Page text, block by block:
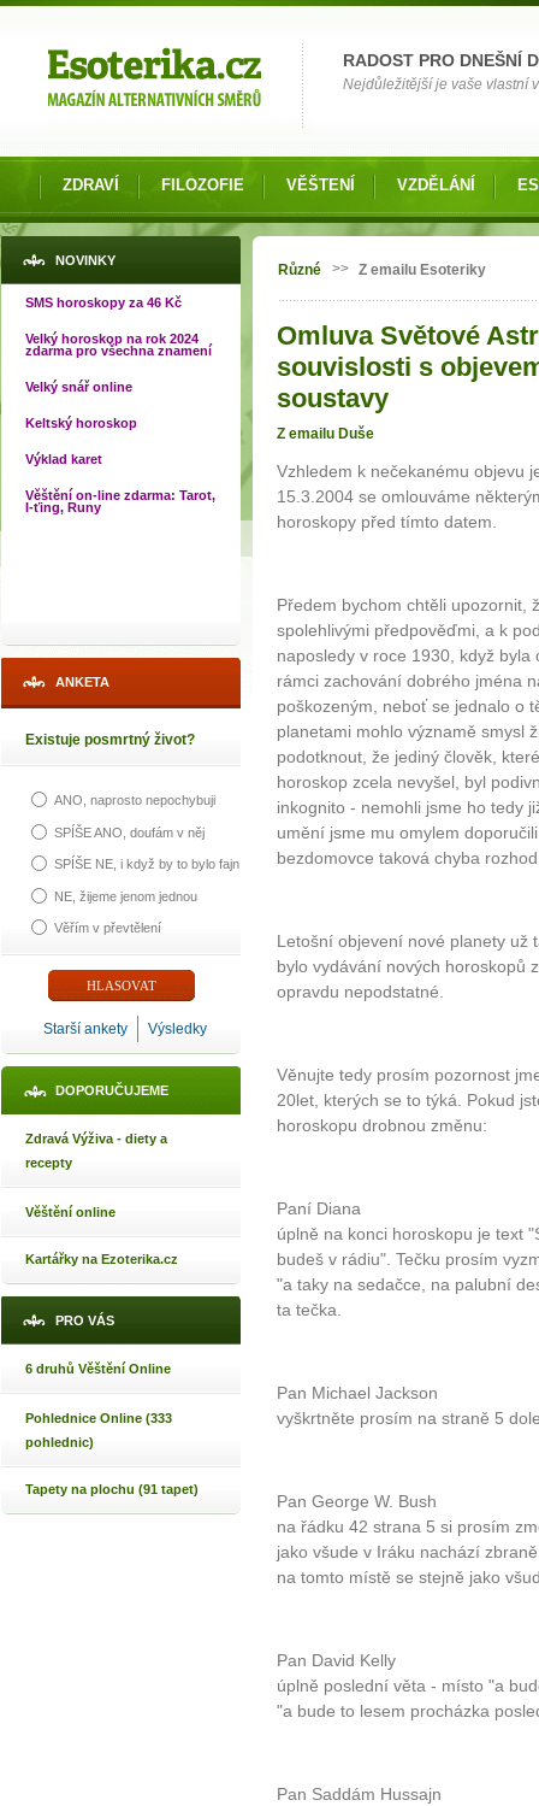
RADOST PRO DNEŠNÍ
Nejdůležitější je vaše vlastní
ZDRAVÍ FILOZOFIE VĚŠTENÍ VZDĚLÁNÍ
NOVINKY
SMS horoskopy za 46 Kč
Velký horoskop na rok 2024
zdarma pro všechna znamení
Velký snář online
Keltský horoskop
Výklad karet
Věštění on-line zdarma: Tarot,
I-ťing, Runy
ANKETA
Existuje posmrtný život?
ANO, naprosto nepochybuji
SPÍŠE ANO, doufám v něj
SPÍŠE NE, i když by to bylo fajn
NE, žijeme jenom jednou
Věřím v převtělení
Starší ankety Výsledky
DOPORUČUJEME
Zdravá Výživa - diety a
recepty
Věštění online
Kartářky na Ezoterika.cz
PRO VÁS
6 druhů Věštění Online
Pohlednice Online (333
pohlednic)
Tapety na plochu (91 tapet)
Jste zde
Různé >> Z emailu Esoteriky
Omluva Světové
souvislosti s
soustavy
Z emailu Duše
Vzhledem k nečekanému objevu
15.3.2004 se omlouváme
horoskopy před tímto datem.
Předem bychom chtěli upozornit,
spolehlivými předpověďmi, a k
naposledy v roce 1930, když
rámci zachování dobrého jména
poškozeným, neboť se jednalo o
planetami mohlo významě smysl
podotknout, že jediný člověk,
horoskop zcela nevyšel, byl
inkognito - nemohli jsme ho tedy
umění jsme mu omylem
bezdomovce taková chyba
Letošní objevení nové planety už
bylo vydávání nových horoskopů
opravdu nepodstatné.
Věnujte tedy prosím pozornost
20let, kterých se to týká. Pokud
horoskopu drobnou změnu:
Paní Diana
úplně na konci horoskopu je text
budeš v rádiu". Tečku prosím
"a taky na sedačce, na palubní
ta tečka.
Pan Michael Jackson
vyškrtněte prosím na straně 5
Pan George W. Bush
na řádku 42 strana 5 si prosím
jako všude v Iráku nachází
na tomto místě se stejně jako
Pan David Kelly
úplně poslední věta - místo "a
"a bude to lesem procházka
Pan Saddám Hussajn